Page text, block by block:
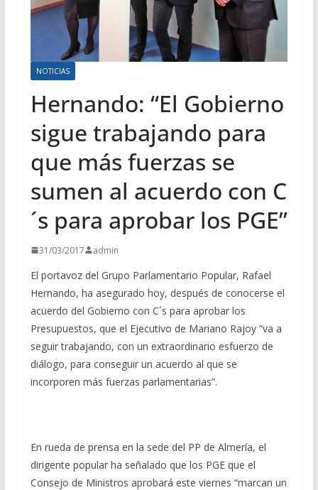
NOTICIAS
Hernando: “El Gobierno
sigue trabajando para
que más fuerzas se
sumen al acuerdo con C
´s para aprobar los PGE”
31/03/2017 admin
El portavoz del Grupo Parlamentario Popular, Rafael
Hernando, ha asegurado hoy, después de conocerse el
acuerdo del Gobierno con C´s para aprobar los
Presupuestos, que el Ejecutivo de Mariano Rajoy “va a
seguir trabajando, con un extraordinario esfuerzo de
diálogo, para conseguir un acuerdo al que se
incorporen más fuerzas parlamentarias”.
En rueda de prensa en la sede del PP de Almería, el
dirigente popular ha señalado que los PGE que el
Consejo de Ministros aprobará este viernes “marcan un